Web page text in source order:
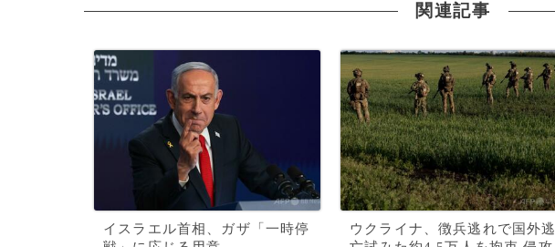
関連記事
イスラエル首相、ガザ「一時停
ウクライナ、徴兵逃れで国外逃